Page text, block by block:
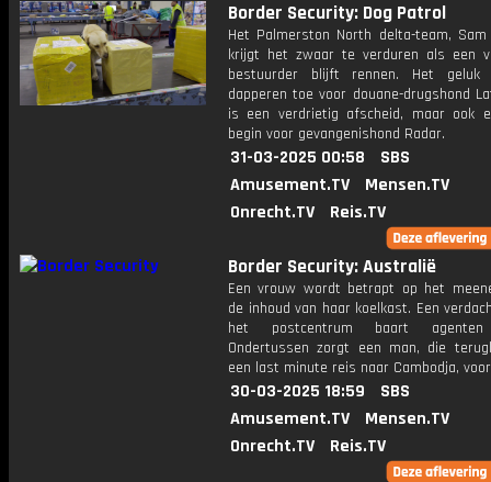
Border Security: Dog Patrol
Het Palmerston North delta-team, Sam
krijgt het zwaar te verduren als een
bestuurder blijft rennen. Het geluk
dapperen toe voor douane-drugshond
is een verdrietig afscheid, maar ook
begin voor gevangenishond Radar.
31-03-2025 00:58
SBS
Amusement.TV
Mensen.TV
Onrecht.TV
Reis.TV
Border Security: Australië
Een vrouw wordt betrapt op het
de inhoud van haar koelkast. Een
het postcentrum baart agenten
Ondertussen zorgt een man, die
een last minute reis naar Cambodja,
30-03-2025 18:59
SBS
Amusement.TV
Mensen.TV
Onrecht.TV
Reis.TV